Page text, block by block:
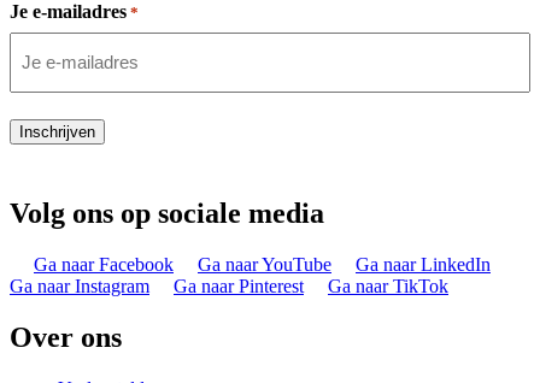
Je e-mailadres *
Inschrijven
Volg ons op sociale media
Ga naar Facebook Ga naar YouTube
Ga naar LinkedIn
Ga naar Instagram
Ga naar Pinterest Ga naar TikTok
Over ons